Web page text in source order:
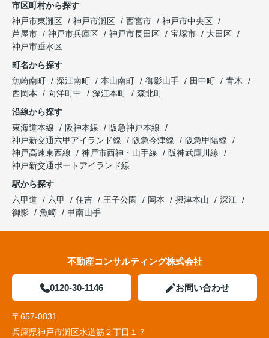
市区町村から探す
神戸市東灘区
神戸市灘区 西宮市
神戸市中央区
芦屋市
神戸市兵庫区 神戸市長田区 宝塚市
大田区
神戸市垂水区
町名から探す
魚崎南町
深江南町 本山南町 御影山手 田中町
青木
西岡本
向洋町中 深江本町
森北町
沿線から探す
東海道本線
阪神本線
阪急神戸本線
神戸新交通六甲アイランド線
阪急今津線
阪急甲陽線
神戸高速東西線
神戸市西神・山手線
阪神武庫川線
神戸新交通ポートアイランド線
駅から探す
六甲道
六甲 住吉 王子公園 岡本 摂津本山
深江
御影
魚崎 甲南山手
不動産コンサルティング株式会社
0120-30-1146 お問い合わせ
〒657-0831
兵庫県神戸市灘区水道筋２丁目１７